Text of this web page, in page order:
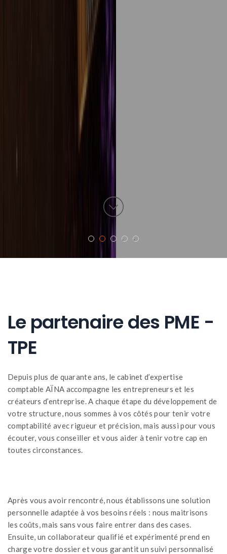
1 2 3 4 5
Le partenaire des PME -
TPE
Depuis plus de quarante ans, le cabinet d’expertise
comptable AÏNA accompagne les entrepreneurs et les
créateurs d’entreprise. A chaque étape du développement de
votre structure, nous sommes à vos côtés pour tenir votre
comptabilité avec rigueur et précision, mais aussi pour vous
écouter, vous conseiller et vous aider à tenir votre cap en
toutes circonstances.
Après vous avoir rencontré, nous établissons une solution
personnelle adaptée à vos besoins réels : nous maitrisons
les coûts, mais sans vous faire entrer dans des cases.
Ensuite, un collaborateur qualifié et expérimenté prend en
charge votre dossier et vous garantit un suivi personnalisé